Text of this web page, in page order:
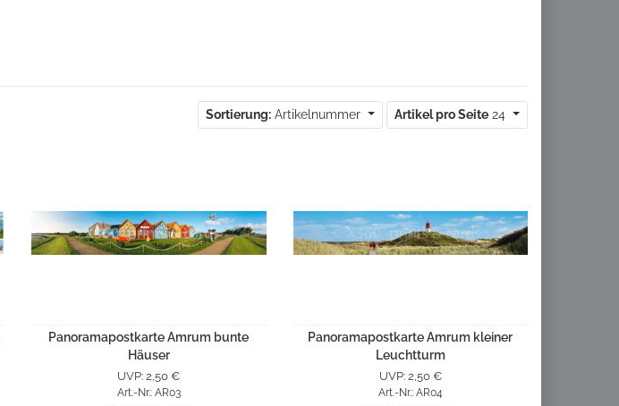
Sortierung: Artikelnummer Artikel pro Seite 24
Panoramapostkarte Amrum bunte
Häuser
UVP: 2,50 €
Art.-Nr.: AR03
Panoramapostkarte Amrum kleiner
Leuchtturm
UVP: 2,50 €
Art.-Nr.: AR04